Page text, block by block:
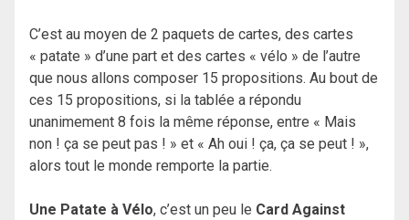
C’est au moyen de 2 paquets de cartes, des cartes
« patate » d’une part et des cartes « vélo » de l’autre
que nous allons composer 15 propositions. Au bout de
ces 15 propositions, si la tablée a répondu
unanimement 8 fois la même réponse, entre « Mais
non ! ça se peut pas ! » et « Ah oui ! ça, ça se peut ! »,
alors tout le monde remporte la partie.
Une Patate à Vélo, c’est un peu le Card Against